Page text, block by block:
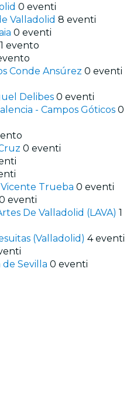
0 eventi
Valladolid 8 eventi
0 eventi
1 evento
Conde Ansúrez 0 eventi
Delibes 0 eventi
- Campos Góticos 0
0 eventi
Trueba 0 eventi
eventi
De Valladolid (LAVA) 1
(Valladolid) 4 eventi
Sevilla 0 eventi